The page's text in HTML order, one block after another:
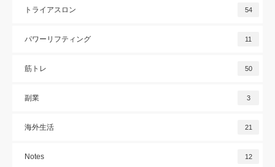
トライアスロン 54
パワーリフティング 11
筋トレ 50
副業 3
海外生活 21
Notes 12